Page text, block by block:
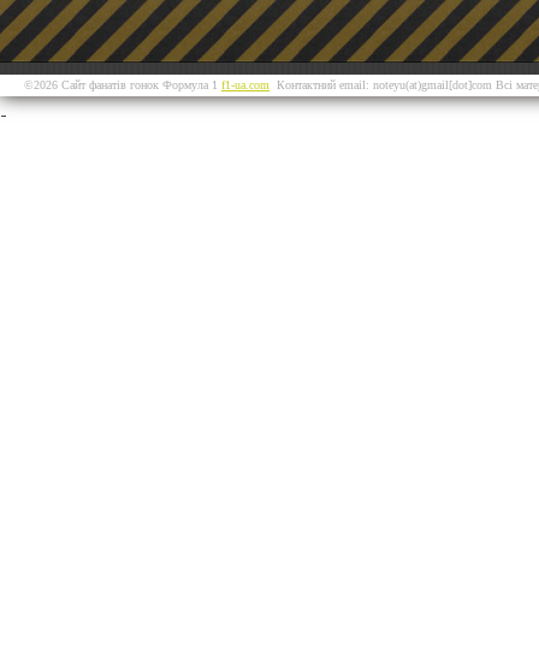
©2026 Сайт фанатів гонок Формула 1 f1-ua.com Контактний email: noteyu(at)gmail[dot]com Всі